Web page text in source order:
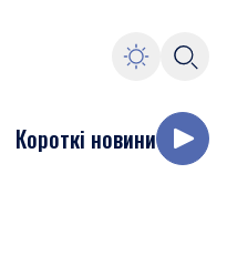
Короткі новини